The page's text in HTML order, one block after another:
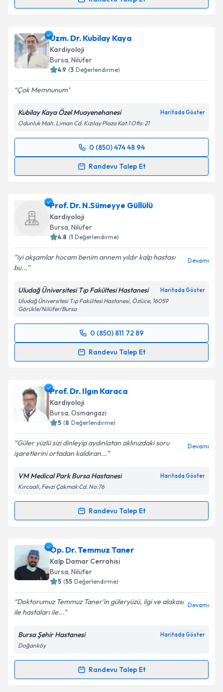
takvim hazırlandığında e-posta ile bilgilendireceğiz.
E-posta Adresiniz
Kişisel verilerimin işlenmesine ilişkin
Metni'ni okudum ve kişisel verilerimin belirtilen
kapsamda işlenmesini kabul ediyorum.
Takvim Talebini Gönder
Uzm. Dr. Kubilay Kaya
Kardiyoloji
Bursa, Nilüfer
4.9 (3 Değerlendirme)
Çok Memnunum
Kubilay Kaya Özel Muayenehanesi Haritada Göster
Odunluk Mah. Liman Cd. Kızılay Plaza Kat:1 Ofis: 21
0 (850) 474 48 94
Randevu Talep Et
Randevu Takvimi Talebi
takvim hazırlandığında e-posta ile bilgilendireceğiz.
E-posta Adresiniz
kapsamda işlenmesini kabul ediyorum.
Takvim Talebini Gönder
Prof. Dr. N.Sümeyye Güllülü
Kardiyoloji
Bursa, Nilüfer
4.8 (1 Değerlendirme)
iyi akşamlar hocam benim annem yıldır kalp hastası
bu...
Devamı
Uludağ Üniversitesi Tıp Fakültesi Hastanesi Haritada Göster
Uludağ Üniversitesi Tıp Fakültesi Hastanesi, Özlüce, 16059
Görükle/Nilüfer/Bursa
0 (850) 811 72 89
Randevu Talep Et
Randevu Takvimi Talebi
için bir takvim hazırlandığında e-posta ile
bilgilendireceğiz.
E-posta Adresiniz
Metni 'ni okudum ve kişisel verilerimin belirtilen
kapsamda işlenmesini kabul ediyorum.
Takvim Talebini Gönder
Prof. Dr. Ilgın Karaca
Kardiyoloji
Bursa, Osmangazi
5 (8 Değerlendirme)
Güler yüzlü sizi dinleyip aydınlatan aklınızdaki soru
işaretlerini ortadan kaldıran...
Devamı
VM Medical Park Bursa Hastanesi Haritada Göster
Kırcaali, Fevzi Çakmak Cd. No:76
Randevu Talep Et
Randevu Takvimi Talebi
Prof. Dr. Ilgın Karacaiçin randevu takvimi talebi
oluşturun. Size bu uzmandan randevu almanız için bir
takvim hazırlandığında e-posta ile bilgilendireceğiz.
Kişisel verilerimin işlenmesine ilişkin
Aydınlatma
kapsamda işlenmesini kabul ediyorum.
Op. Dr. Temmuz Taner
Kalp Damar Cerrahisi
Bursa, Nilüfer
5 (55 Değerlendirme)
Doktorumuz Temmuz Taner'in güleryüzü, ilgi ve alakası
ile hastaları ile...
Devamı
Bursa Şehir Hastanesi Haritada Göster
Doğanköy
Randevu Talep Et
Randevu Takvimi Talebi